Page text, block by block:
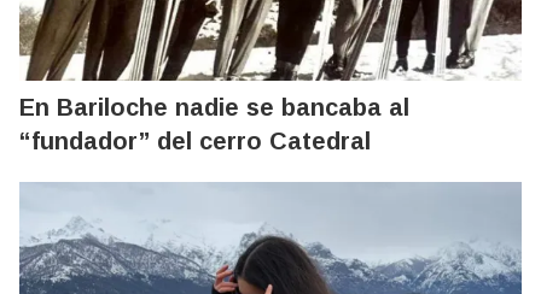
En Bariloche nadie se bancaba al
“fundador” del cerro Catedral